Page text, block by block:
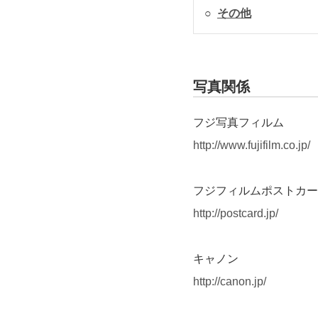
○ その他
写真関係
フジ写真フィルム
http://www.fujifilm.co.jp/
フジフィルムポストカ
http://postcard.jp/
キャノン
http://canon.jp/